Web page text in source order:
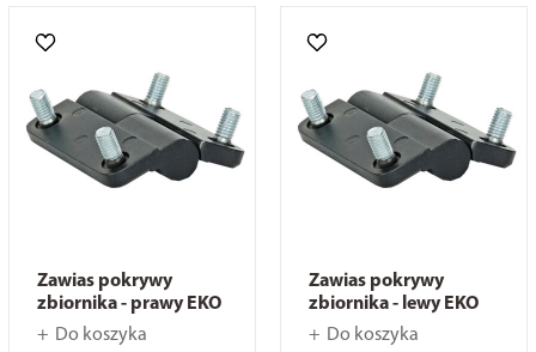
Zawias pokrywy
zbiornika - prawy EKO
Do koszyka
Zawias pokrywy
zbiornika - lewy EKO
Do koszyka